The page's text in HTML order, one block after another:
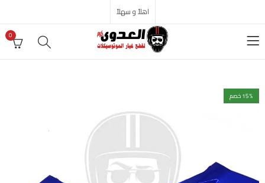
اهلاً و سهلاً
0
15% خصم